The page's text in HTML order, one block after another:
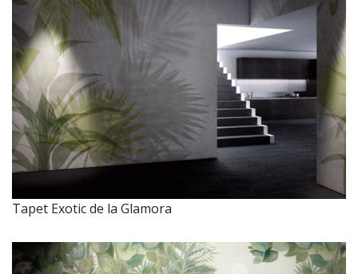
Tapet Exotic de la Glamora